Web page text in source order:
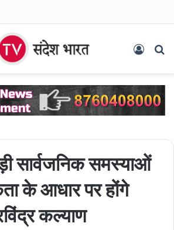
Log In
सार्वजनिक समस्याओं
के आधार पर होंगे
कल्याण